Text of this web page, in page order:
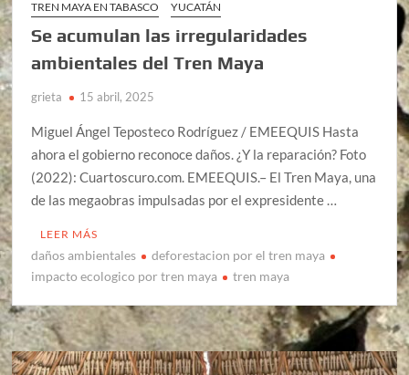
TREN MAYA EN TABASCO
YUCATÁN
Se acumulan las irregularidades
ambientales del Tren Maya
grieta 15 abril, 2025
Miguel Ángel Teposteco Rodríguez / EMEEQUIS Hasta
ahora el gobierno reconoce daños. ¿Y la reparación? Foto
(2022): Cuartoscuro.com. EMEEQUIS.– El Tren Maya, una
de las megaobras impulsadas por el expresidente …
LEER MÁS
daños ambientales
deforestacion por el tren maya
impacto ecologico por tren maya
tren maya